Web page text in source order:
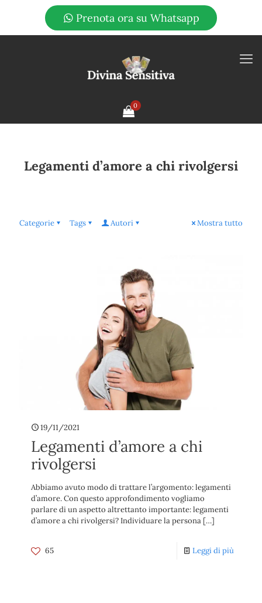
Prenota ora su Whatsapp
0
Legamenti d’amore a chi rivolgersi
Categorie Tags Autori Mostra tutto
19/11/2021
Legamenti d’amore a chi
rivolgersi
Abbiamo avuto modo di trattare l’argomento: legamenti
d’amore. Con questo approfondimento vogliamo
parlare di un aspetto altrettanto importante: legamenti
d’amore a chi rivolgersi? Individuare la persona […]
65 Leggi di più